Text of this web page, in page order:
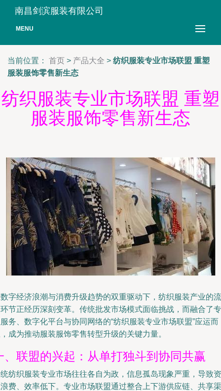
南昌剑滨服装有限公司
MENU
当前位置： 首页 > 产品大全 > 纺织服装专业市场联盟 重塑
服装服饰零售新生态
纺织服装专业市场联盟 重塑
服装服饰零售新生态
字经济浪潮与消费升级趋势的双重驱动下，纺织服装产业的流
节正经历深刻变革。传统批发市场模式面临挑战，而融合了专
务、数字化平台与协同网络的“纺织服装专业市场联盟”应运而
成为推动服装服饰零售转型升级的关键力量。
、联盟的兴起：从单打独斗到协同共赢
纺织服装专业市场往往各自为政，信息孤岛现象严重，导致资
费、效率低下。专业市场联盟通过整合上下游供应链、共享渠